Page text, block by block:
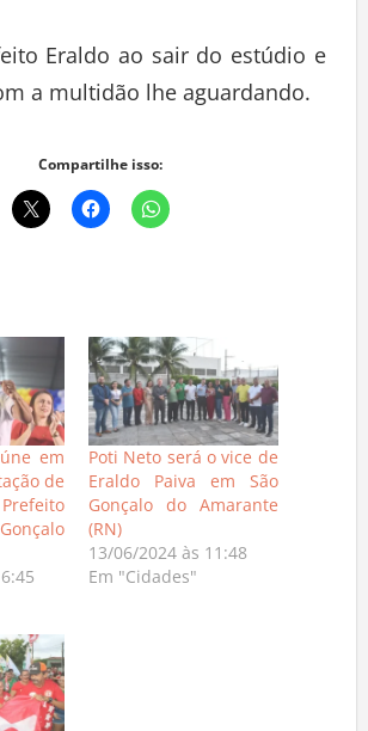
Eraldo ao sair do estúdio e
a multidão lhe aguardando.
Compartilhe isso:
em
de
Poti Neto será o vice de
Eraldo Paiva em São
Gonçalo do Amarante
(RN)
13/06/2024 às 11:48
Em "Cidades"